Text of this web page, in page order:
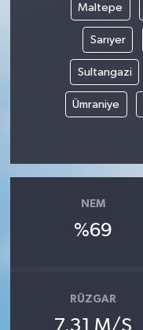
Maltepe
Sarıyer
Sultangazi
Ümraniye
NEM
%69
RÜZGAR